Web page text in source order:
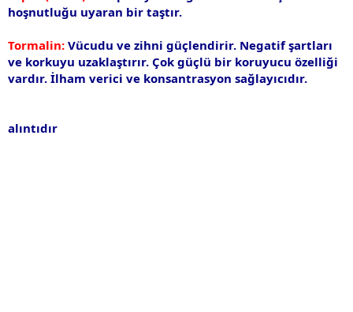
hoşnutluğu uyaran bir taştır.
Tormalin: Vücudu ve zihni güçlendirir. Negatif şartları
ve korkuyu uzaklaştırır. Çok güçlü bir koruyucu özelliği
vardır. İlham verici ve konsantrasyon sağlayıcıdır.
alıntıdır